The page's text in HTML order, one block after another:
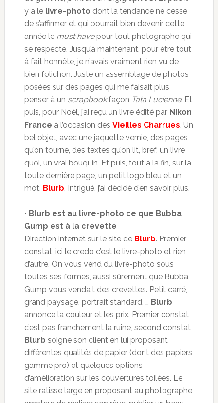
y a le livre-photo dont la tendance ne cesse
de s’affirmer et qui pourrait bien devenir cette
année le must havepour tout photographe qui
se respecte. Jusqu’à maintenant, pour être tout
à fait honnête, je n’avais vraiment rien vu de
bien folichon. Juste un assemblage de photos
posées sur des pages qui me faisait plus
penser à un scrapbookfaçon Tata Lucienne. Et
puis, pour Noël, j’ai reçu un livre édité par Nikon
France à l’occasion des Vieilles Charrues. Un
bel objet, avec une jaquette vernie, des pages
qu’on tourne, des textes qu’on lit, bref, un livre
quoi, un vrai bouquin. Et puis, tout à la fin, sur la
toute dernière page, un petit logo bleu et un
mot. Blurb. Intrigué, j’ai décidé d’en savoir plus.
• Blurb est au livre-photo ce que Bubba
Gump est à la crevette
Direction internet sur le site de Blurb. Premier
constat, ici le credo c’est le livre-photo et rien
d’autre. On vous vend du livre-photo sous
toutes ses formes, aussi sûrement que Bubba
Gump vous vendait des crevettes. Petit carré,
grand paysage, portrait standard, … Blurb
annonce la couleur et les prix. Premier constat
c’est pas franchement la ruine, second constat
Blurb soigne son client en lui proposant
différentes qualités de papier (dont des papiers
gamme pro) et quelques options
d’amélioration sur les couvertures toilées. Le
site ratisse large en proposant au photographe